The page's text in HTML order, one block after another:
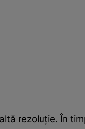
rezoluţie. În